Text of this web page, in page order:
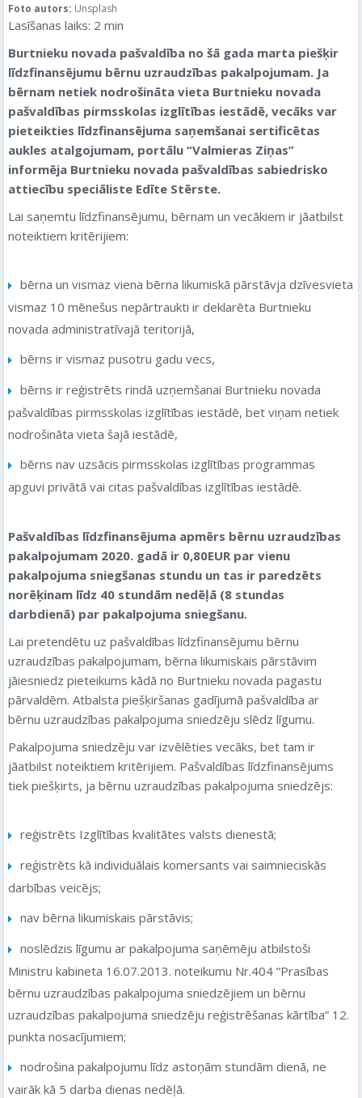
Foto autors: Unsplash
Lasīšanas laiks: 2 min
Burtnieku novada pašvaldība no šā gada marta piešķir
līdzfinansējumu bērnu uzraudzības pakalpojumam. Ja
bērnam netiek nodrošināta vieta Burtnieku novada
pašvaldības pirmsskolas izglītības iestādē, vecāks var
pieteikties līdzfinansējuma saņemšanai sertificētas
aukles atalgojumam, portālu “Valmieras Ziņas”
informēja Burtnieku novada pašvaldības sabiedrisko
attiecību speciāliste Edīte Stērste.
Lai saņemtu līdzfinansējumu, bērnam un vecākiem ir jāatbilst
noteiktiem kritērijiem:
bērna un vismaz viena bērna likumiskā pārstāvja dzīvesvieta
vismaz 10 mēnešus nepārtraukti ir deklarēta Burtnieku
novada administratīvajā teritorijā,
bērns ir vismaz pusotru gadu vecs,
bērns ir reģistrēts rindā uzņemšanai Burtnieku novada
pašvaldības pirmsskolas izglītības iestādē, bet viņam netiek
nodrošināta vieta šajā iestādē,
bērns nav uzsācis pirmsskolas izglītības programmas
apguvi privātā vai citas pašvaldības izglītības iestādē.
Pašvaldības līdzfinansējuma apmērs bērnu uzraudzības
pakalpojumam 2020. gadā ir 0,80EUR par vienu
pakalpojuma sniegšanas stundu un tas ir paredzēts
norēķinam līdz 40 stundām nedēļā (8 stundas
darbdienā) par pakalpojuma sniegšanu.
Lai pretendētu uz pašvaldības līdzfinansējumu bērnu
uzraudzības pakalpojumam, bērna likumiskais pārstāvim
jāiesniedz pieteikums kādā no Burtnieku novada pagastu
pārvaldēm. Atbalsta piešķiršanas gadījumā pašvaldība ar
bērnu uzraudzības pakalpojuma sniedzēju slēdz līgumu.
Pakalpojuma sniedzēju var izvēlēties vecāks, bet tam ir
jāatbilst noteiktiem kritērijiem. Pašvaldības līdzfinansējums
tiek piešķirts, ja bērnu uzraudzības pakalpojuma sniedzējs:
reģistrēts Izglītības kvalitātes valsts dienestā;
reģistrēts kā individuālais komersants vai saimnieciskās
darbības veicējs;
nav bērna likumiskais pārstāvis;
noslēdzis līgumu ar pakalpojuma saņēmēju atbilstoši
Ministru kabineta 16.07.2013. noteikumu Nr.404 “Prasības
bērnu uzraudzības pakalpojuma sniedzējiem un bērnu
uzraudzības pakalpojuma sniedzēju reģistrēšanas kārtība” 12.
punkta nosacījumiem;
nodrošina pakalpojumu līdz astoņām stundām dienā, ne
vairāk kā 5 darba dienas nedēļā.